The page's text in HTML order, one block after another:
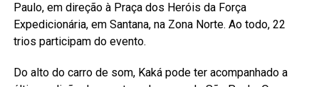
Paulo, em direção à Praça dos Heróis da Força
Expedicionária, em Santana, na Zona Norte. Ao todo, 22
trios participam do evento.
Do alto do carro de som, Kaká pode ter acompanhado a